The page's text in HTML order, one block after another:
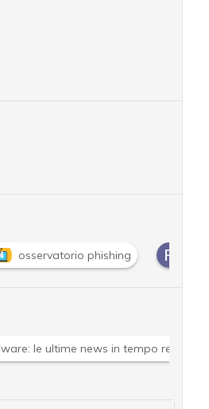
osservatorio phishing P
le ultime news in tempo reale e